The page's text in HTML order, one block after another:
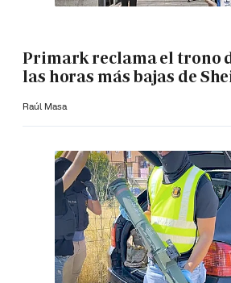
Primark reclama el trono
las horas más bajas de
Raúl Masa